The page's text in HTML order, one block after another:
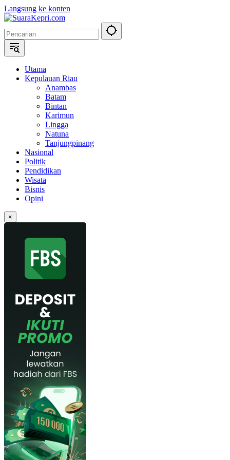
Langsung ke konten
Utama
Kepulauan Riau
Anambas
Batam
Bintan
Karimun
Lingga
Natuna
Tanjungpinang
Nasional
Politik
Pendidikan
Wisata
Bisnis
Opini
×